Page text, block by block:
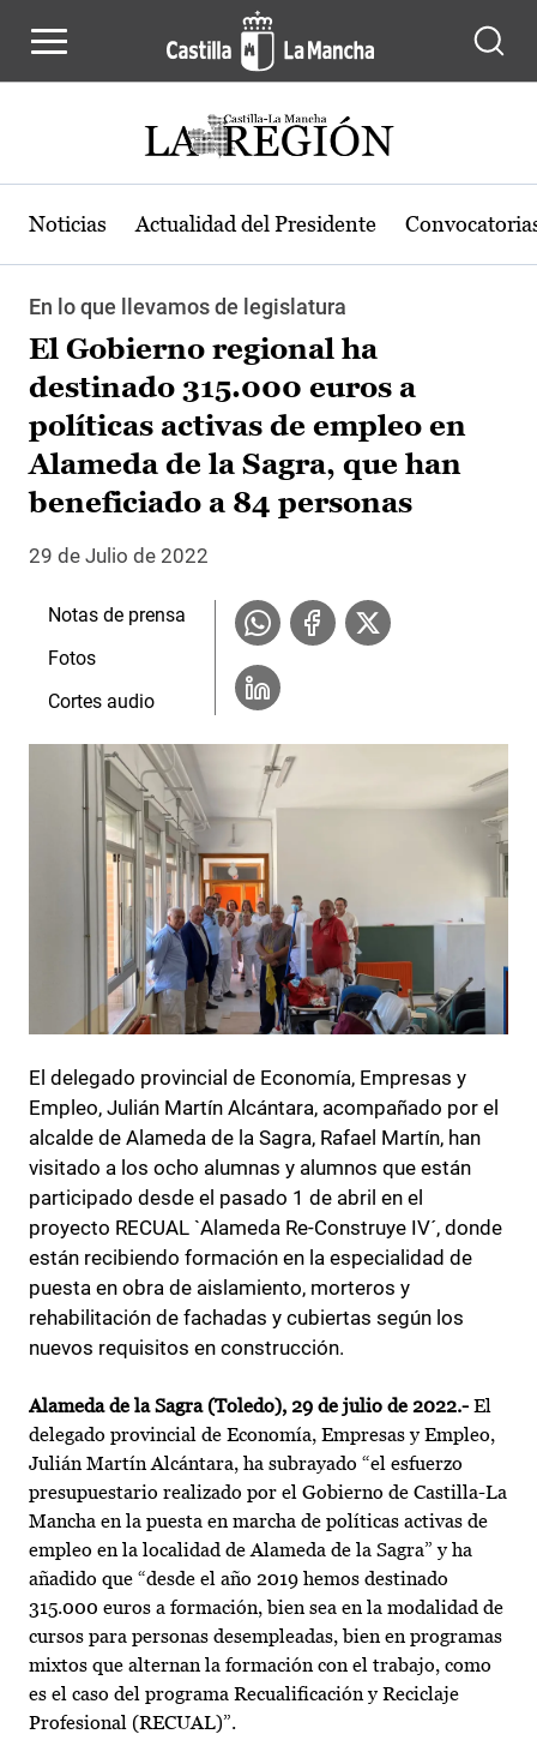
Noticias Actualidad del Presidente
En lo que llevamos de legislatura
El Gobierno regional ha
destinado 315.000 euros a
políticas activas de empleo en
Alameda de la Sagra, que han
beneficiado a 84 personas
29 de Julio de 2022
El delegado provincial de Economía, Empresas y
Empleo, Julián Martín Alcántara, acompañado por el
alcalde de Alameda de la Sagra, Rafael Martín, han
visitado a los ocho alumnas y alumnos que están
participado desde el pasado 1 de abril en el
proyecto RECUAL `Alameda Re-Construye IV´, donde
están recibiendo formación en la especialidad de
puesta en obra de aislamiento, morteros y
rehabilitación de fachadas y cubiertas según los
nuevos requisitos en construcción.
Alameda de la Sagra (Toledo), 29 de julio de 2022.- El
delegado provincial de Economía, Empresas y Empleo,
Julián Martín Alcántara, ha subrayado “el esfuerzo
presupuestario realizado por el Gobierno de Castilla-La
Mancha en la puesta en marcha de políticas activas de
empleo en la localidad de Alameda de la Sagra” y ha
añadido que “desde el año 2019 hemos destinado
315.000 euros a formación, bien sea en la modalidad de
cursos para personas desempleadas, bien en programas
mixtos que alternan la formación con el trabajo, como
es el caso del programa Recualificación y Reciclaje
Profesional (RECUAL)”.
Notas de prensa
Fotos
Cortes audio